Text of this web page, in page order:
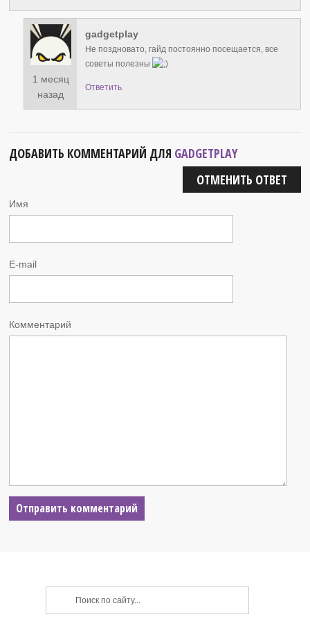
1 месяц
назад
gadgetplay
Не поздновато, гайд постоянно посещается, все
советы полезны
Ответить
ДОБАВИТЬ КОММЕНТАРИЙ ДЛЯ GADGETPLAY
ОТМЕНИТЬ ОТВЕТ
Имя
E-mail
Комментарий